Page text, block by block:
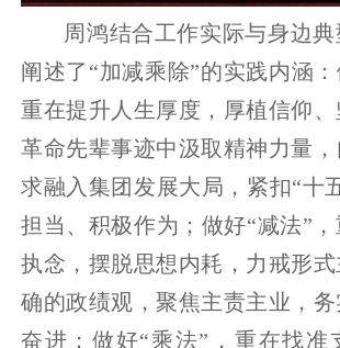
周鸿结合工作实际与身边
阐述了“加减乘除”的实践内涵：
重在提升人生厚度，厚植信仰
革命先辈事迹中汲取精神力量
求融入集团发展大局，紧扣“十
担当、积极作为；做好“减法”
执念，摆脱思想内耗，力戒形
确的政绩观，聚焦主责主业，
奋进；做好“乘法”，重在找准